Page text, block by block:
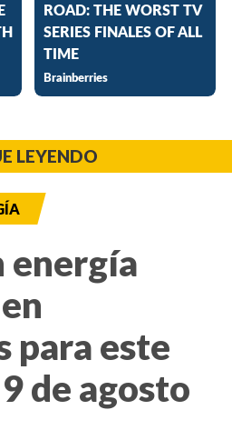
LEYENDO
energía
para este
de agosto